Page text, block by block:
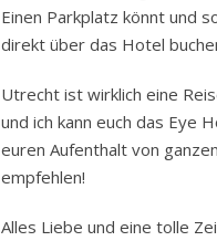
Einen Parkplatz könnt und
direkt über das Hotel
Utrecht ist wirklich eine
und ich kann euch das Eye
euren Aufenthalt von
empfehlen!
Alles Liebe und eine tolle